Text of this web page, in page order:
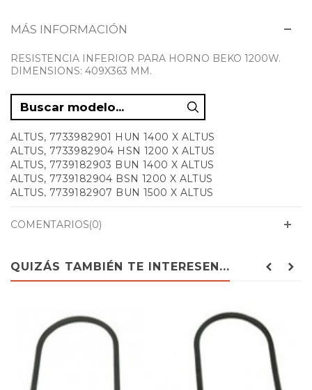
MÁS INFORMACIÓN
RESISTENCIA INFERIOR PARA HORNO BEKO 1200W.
DIMENSIONS: 409X363 MM.
ALTUS, 7733982901 HUN 1400 X ALTUS
ALTUS, 7733982904 HSN 1200 X ALTUS
ALTUS, 7739182903 BUN 1400 X ALTUS
ALTUS, 7739182904 BSN 1200 X ALTUS
ALTUS, 7739182907 BUN 1500 X ALTUS
ALTUS, 7739182908 HUN 1500 X ALTUS
ALTUS, 7739182909 BUN 1600 X ALTUS
ALTUS, 7739182910 HUN 1600 X ALTUS
ALTUS, 7757883809 AIC21B ALTUS
ALTUS, 7768120211 ALA 140 B ALTUS
ALTUS, 7768220210 ALA 136 I ALTUS
ALTUS, 7779120214 ALA 136 W ALTUS
ALTUS, 7779120220 ALA 137 B ALTUS
ALTUS, 7779120221 ALA 137 W ALTUS
ALTUS, 7779120222 ALA 137 I ALTUS
ALTUS, 7779120233 ALA 137 G ALTUS
COMENTARIOS(0)
QUIZÁS TAMBIÉN TE INTERESEN...